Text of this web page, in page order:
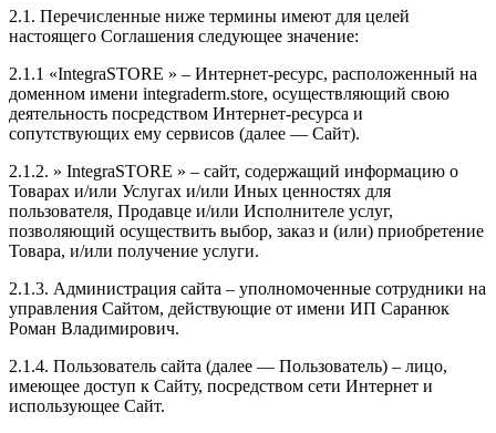
2.1. Перечисленные ниже термины имеют для целей
настоящего Соглашения следующее значение:
2.1.1 «IntegraSTORE » – Интернет-ресурс, расположенный на
доменном имени integraderm.store, осуществляющий свою
деятельность посредством Интернет-ресурса и
сопутствующих ему сервисов (далее — Сайт).
2.1.2. » IntegraSTORE » – сайт, содержащий информацию о
Товарах и/или Услугах и/или Иных ценностях для
пользователя, Продавце и/или Исполнителе услуг,
позволяющий осуществить выбор, заказ и (или) приобретение
Товара, и/или получение услуги.
2.1.3. Администрация сайта – уполномоченные сотрудники на
управления Сайтом, действующие от имени ИП Саранюк
Роман Владимирович.
2.1.4. Пользователь сайта (далее — Пользователь) – лицо,
имеющее доступ к Сайту, посредством сети Интернет и
использующее Сайт.